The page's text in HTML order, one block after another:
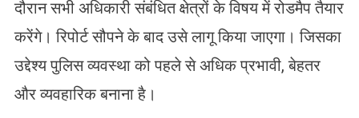
दौरान सभी अधिकारी संबंधित क्षेत्रों के विषय में रोडमैप तैयार
करेंगे। रिपोर्ट सौपने के बाद उसे लागू किया जाएगा। जिसका
उद्देश्य पुलिस व्यवस्था को पहले से अधिक प्रभावी, बेहतर
और व्यवहारिक बनाना है।